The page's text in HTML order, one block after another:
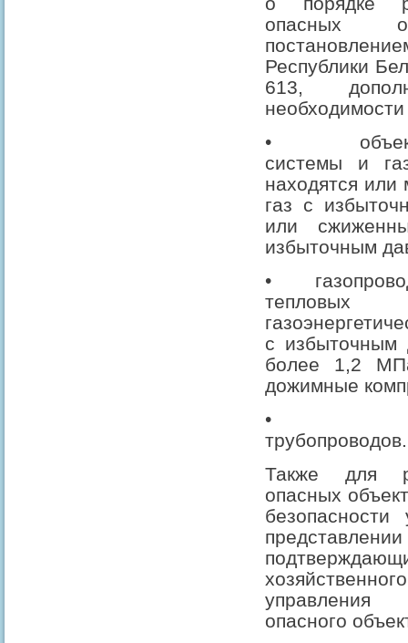
опасных
Республики
613,
•
системы и
находятся или
газ с
или
избыточным
•
тепловых
с избыточным
более 1,2
дожимные
•
трубопроводов.
Также для
опасных
управления
опасного